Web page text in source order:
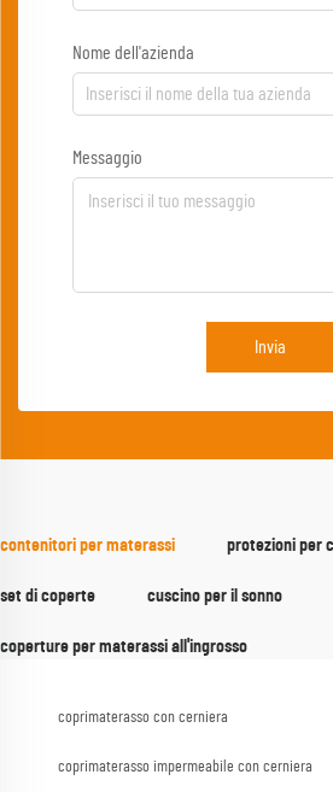
Nome dell'azienda
Messaggio
Invia
contenitori per materassi protezioni per
set di coperte cuscino per il sonno
coperture per materassi all'ingrosso
coprimaterasso con cerniera
coprimaterasso impermeabile con cerniera